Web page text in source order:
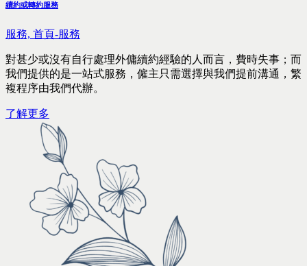
續約或轉約服務
服務, 首頁-服務
對甚少或沒有自行處理外傭續約經驗的人而言，費時失事；而
我們提供的是一站式服務，僱主只需選擇與我們提前溝通，繁
複程序由我們代辦。
了解更多